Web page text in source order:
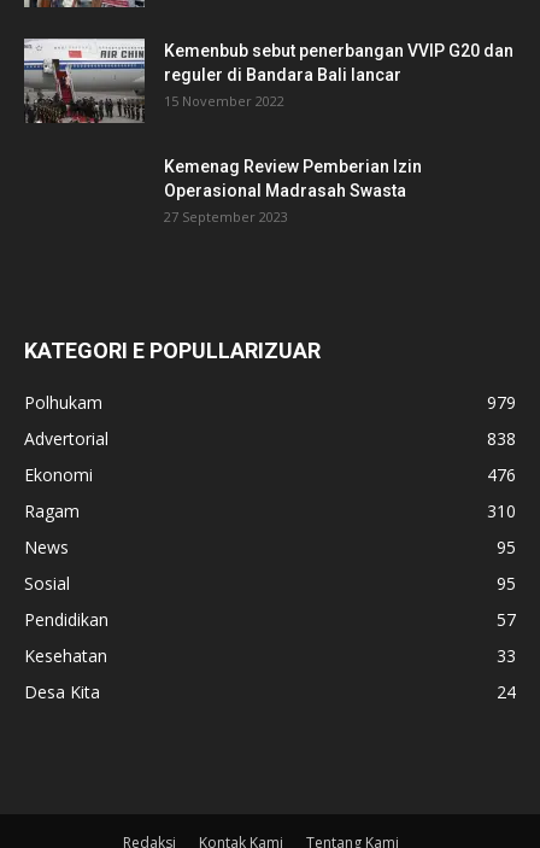
Kemenbub sebut penerbangan VVIP G20 dan
reguler di Bandara Bali lancar
15 November 2022
Kemenag Review Pemberian Izin
Operasional Madrasah Swasta
27 September 2023
KATEGORI E POPULLARIZUAR
Polhukam
979
Advertorial
838
Ekonomi
476
Ragam
310
News
95
Sosial
95
Pendidikan
57
Kesehatan
33
Desa Kita
24
Redaksi Kontak Kami Tentang Kami